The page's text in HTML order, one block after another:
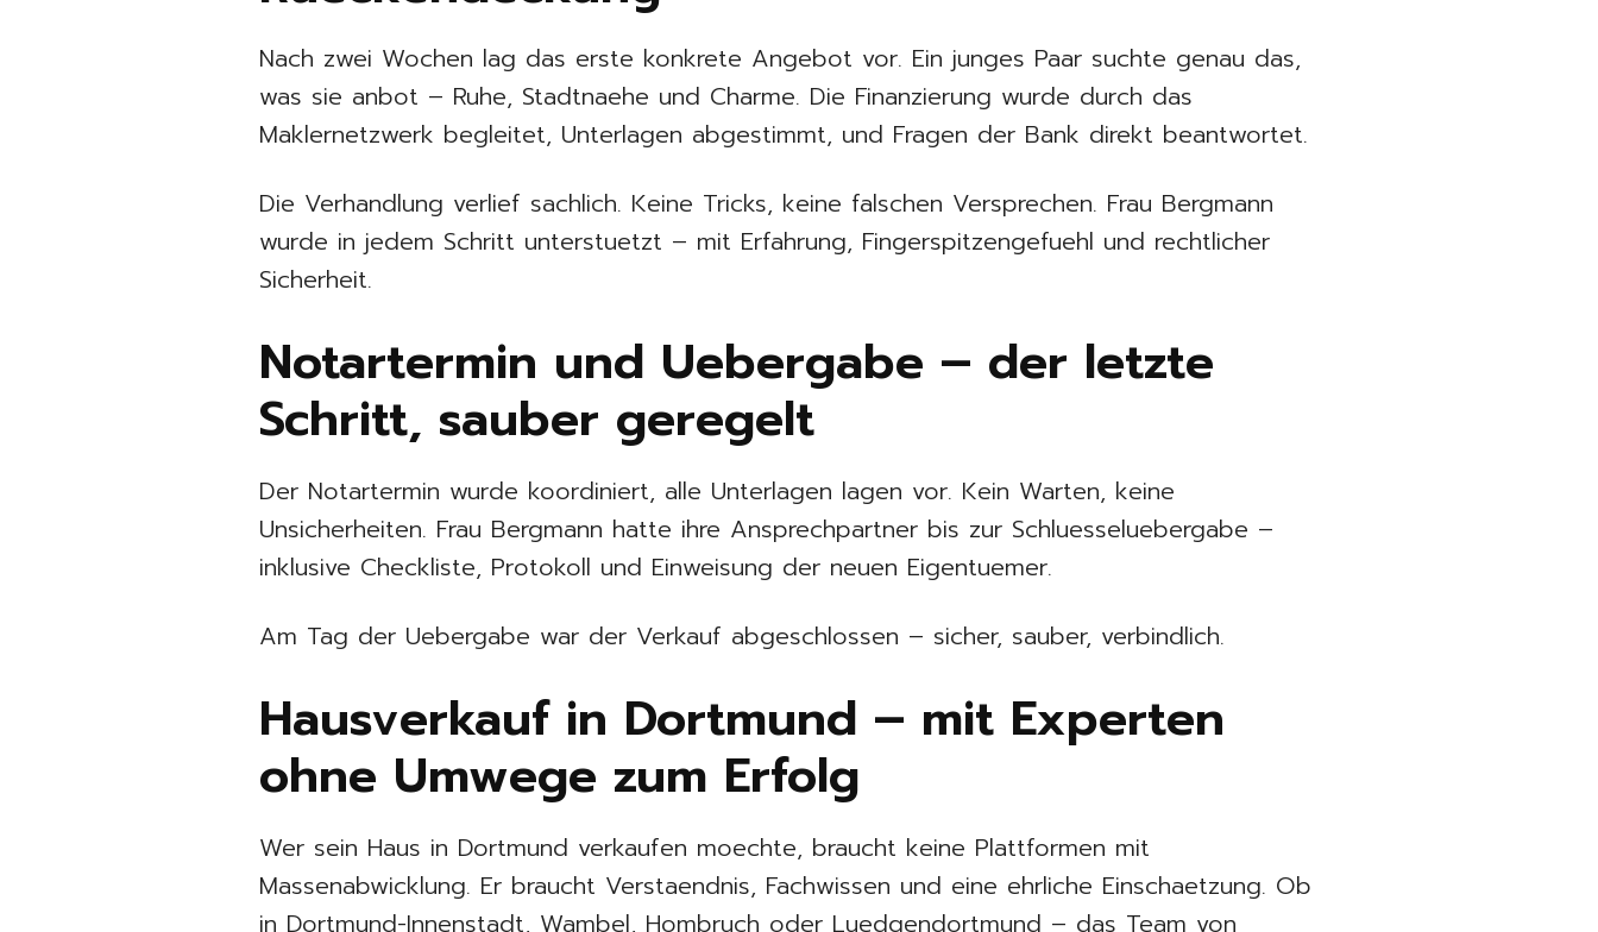
Nach zwei Wochen lag das erste konkrete Angebot vor. Ein junges Paar suchte genau das,
was sie anbot – Ruhe, Stadtnaehe und Charme. Die Finanzierung wurde durch das
Maklernetzwerk begleitet, Unterlagen abgestimmt, und Fragen der Bank direkt beantwortet.
Die Verhandlung verlief sachlich. Keine Tricks, keine falschen Versprechen. Frau Bergmann
wurde in jedem Schritt unterstuetzt – mit Erfahrung, Fingerspitzengefuehl und rechtlicher
Sicherheit.
Notartermin und Uebergabe – der letzte
Schritt, sauber geregelt
Der Notartermin wurde koordiniert, alle Unterlagen lagen vor. Kein Warten, keine
Unsicherheiten. Frau Bergmann hatte ihre Ansprechpartner bis zur Schluesseluebergabe –
inklusive Checkliste, Protokoll und Einweisung der neuen Eigentuemer.
Am Tag der Uebergabe war der Verkauf abgeschlossen – sicher, sauber, verbindlich.
Hausverkauf in Dortmund – mit Experten
ohne Umwege zum Erfolg
Wer sein Haus in Dortmund verkaufen moechte, braucht keine Plattformen mit
Massenabwicklung. Er braucht Verstaendnis, Fachwissen und eine ehrliche Einschaetzung. Ob
in Dortmund-Innenstadt, Wambel, Hombruch oder Luedgendortmund – das Team von